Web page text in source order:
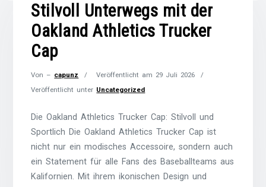
Stilvoll Unterwegs mit der
Oakland Athletics Trucker
Cap
Von – capunz Veröffentlicht am 29 Juli 2026
Veröffentlicht unter Uncategorized
Die Oakland Athletics Trucker Cap: Stilvoll und
Sportlich Die Oakland Athletics Trucker Cap ist
nicht nur ein modisches Accessoire, sondern auch
ein Statement für alle Fans des Baseballteams aus
Kalifornien. Mit ihrem ikonischen Design und